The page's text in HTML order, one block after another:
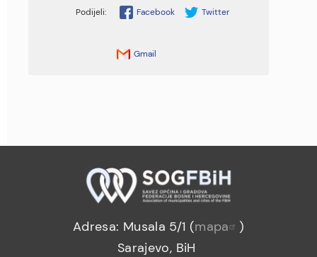
Facebook Twitter
Gmail
Adresa: Musala 5/1 (mapa
)
Sarajevo, BiH